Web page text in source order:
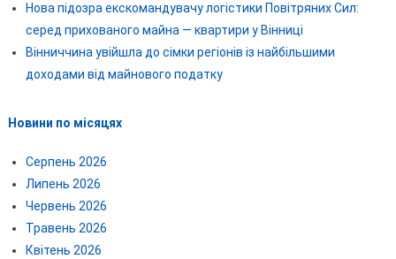
Нова підозра екскомандувачу логістики Повітряних Сил:
серед прихованого майна — квартири у Вінниці
Вінниччина увійшла до сімки регіонів із найбільшими
доходами від майнового податку
Новини по місяцях
Серпень 2026
Липень 2026
Червень 2026
Травень 2026
Квітень 2026